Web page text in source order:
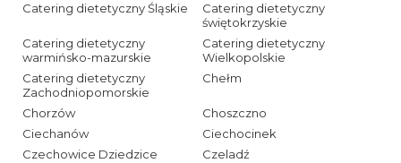
Catering dietetyczny Śląskie
Catering dietetyczny
świętokrzyskie
Catering dietetyczny
warmińsko-mazurskie
Catering dietetyczny
Wielkopolskie
Catering dietetyczny
Zachodniopomorskie
Chełm
Chorzów
Choszczno
Ciechanów
Ciechocinek
Czechowice Dziedzice
Czeladź